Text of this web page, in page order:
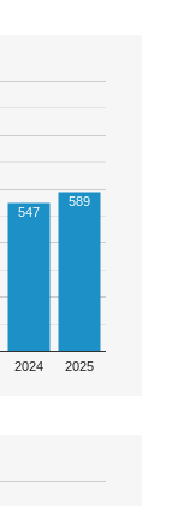
2024 2025
547
589